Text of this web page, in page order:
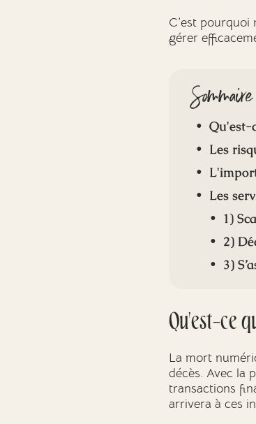
C’est pourquoi
gérer
Sommaire
Qu'est-
Les
Les
1)
2)
3)
Qu'est-ce
La mort
décès. Avec la
transactions
arrivera à ces